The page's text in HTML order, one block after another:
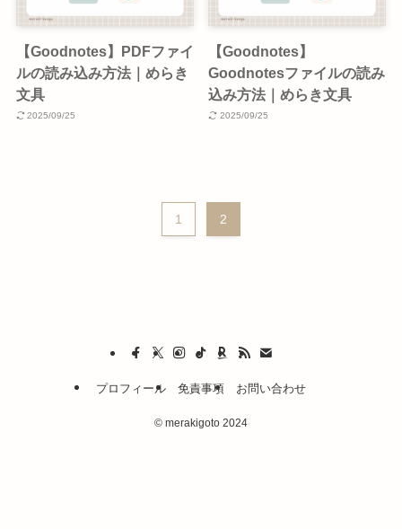
【Goodnotes】PDFファイ
ルの読み込み方法｜めらき
文具
2025/09/25
【Goodnotes】
Goodnotesファイルの読み
込み方法｜めらき文具
2025/09/25
1 2
プロフィール 免責事項 お問い合わせ
© merakigoto 2024